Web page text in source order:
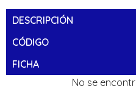
DESCRIPCIÓN
CÓDIGO
FICHA
No se